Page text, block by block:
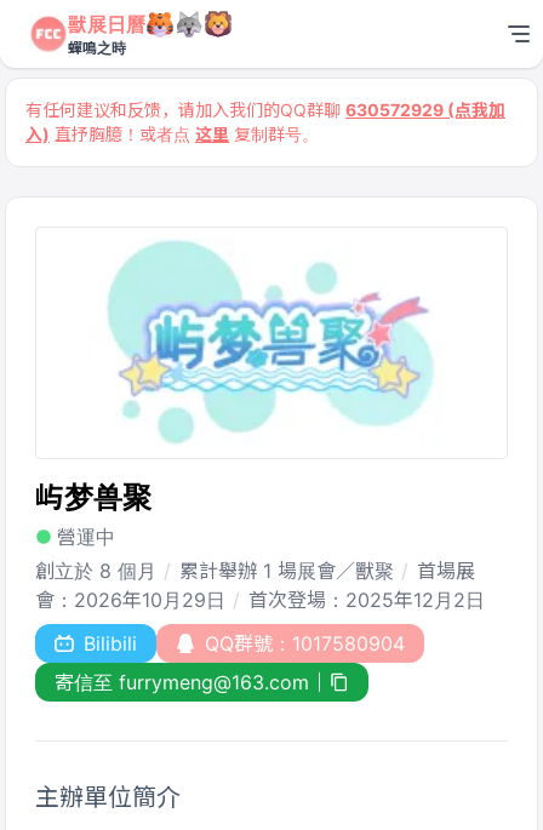
獸展日曆
蟬鳴之時
有任何建议和反馈，请加入我们的QQ群聊 630572929 (点我加
入) 直抒胸臆！或者点 这里 复制群号。
屿梦兽聚
營運中
創立於 8 個月
累計舉辦 1 場展會／獸聚
首場展
會：2026年10月29日
首次登場：2025年12月2日
Bilibili
QQ群號：1017580904
寄信至 furrymeng@163.com
主辦單位簡介